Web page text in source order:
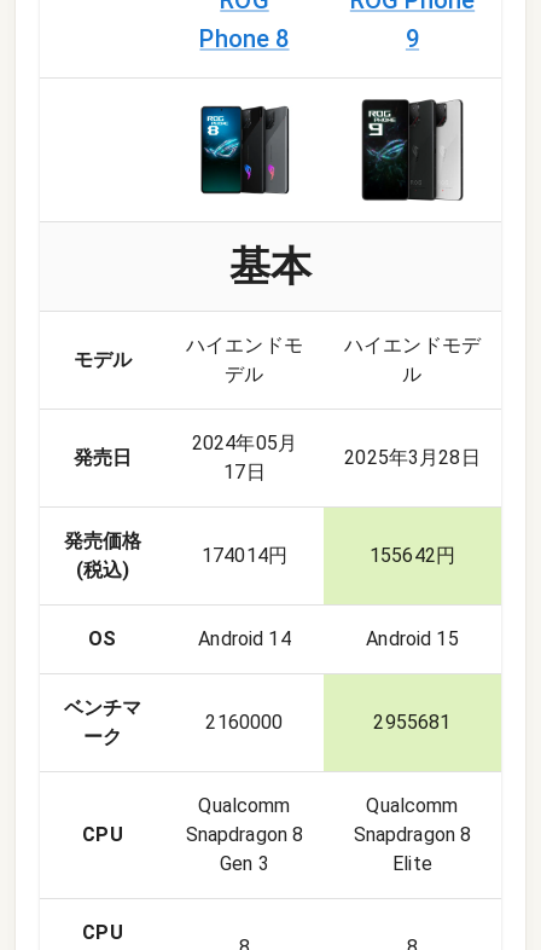
Phone 8
9
基本
モデル
ハイエンドモ
デル
ハイエンドモデ
ル
発売日
2024年05月
17日
2025年3月28日
発売価格
(税込)
174014円 155642円
OS Android 14 Android 15
ベンチマ
ーク
2160000 2955681
CPU
Qualcomm
Snapdragon 8
Gen 3
Qualcomm
Snapdragon 8
Elite
CPU